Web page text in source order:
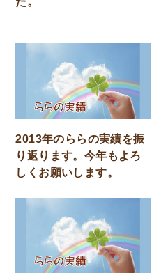
2013年のららの実績を振
り返ります。今年もよろ
しくお願いします。